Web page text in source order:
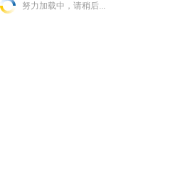
努力加载中，请稍后...